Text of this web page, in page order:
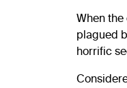
When
plagued
horrific